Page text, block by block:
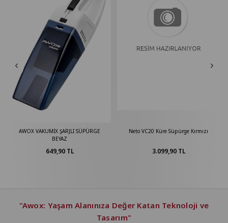
AWOX VAKUMİX ŞARJLI SÜPÜRGE
BEYAZ
649,90 TL
Neto VC20 Küre Süpürge Kırmızı
3.099,90 TL
"Awox: Yaşam Alanınıza Değer Katan Teknoloji ve
Tasarım"